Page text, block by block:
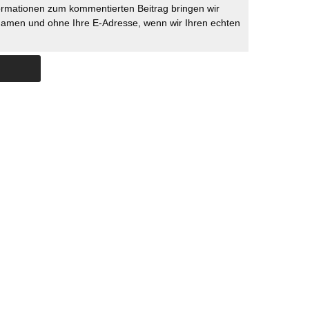
zum kommentierten Beitrag bringen wir
und ohne Ihre E-Adresse, wenn wir Ihren echten